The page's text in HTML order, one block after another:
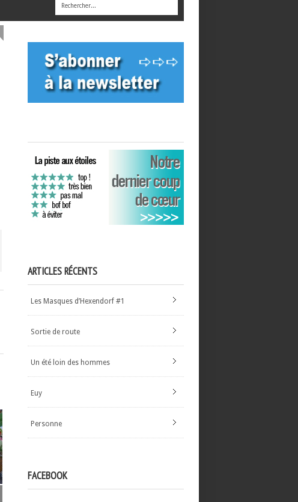
ARTICLES RÉCENTS
Les Masques d’Hexendorf #1
Sortie de route
Un été loin des hommes
Euy
Personne
FACEBOOK